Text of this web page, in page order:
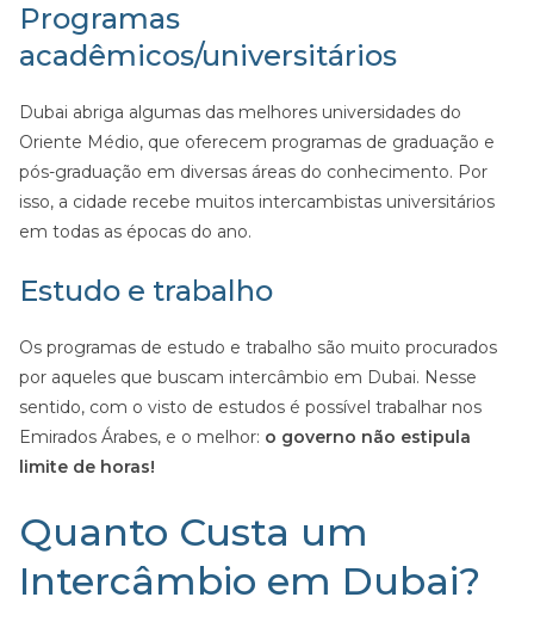
Programas
acadêmicos/universitários
Dubai abriga algumas das melhores universidades do
Oriente Médio, que oferecem programas de graduação e
pós-graduação em diversas áreas do conhecimento. Por
isso, a cidade recebe muitos intercambistas universitários
em todas as épocas do ano.
Estudo e trabalho
Os programas de estudo e trabalho são muito procurados
por aqueles que buscam intercâmbio em Dubai. Nesse
sentido, com o visto de estudos é possível trabalhar nos
Emirados Árabes, e o melhor: o governo não estipula
limite de horas!
Quanto Custa um
Intercâmbio em Dubai?